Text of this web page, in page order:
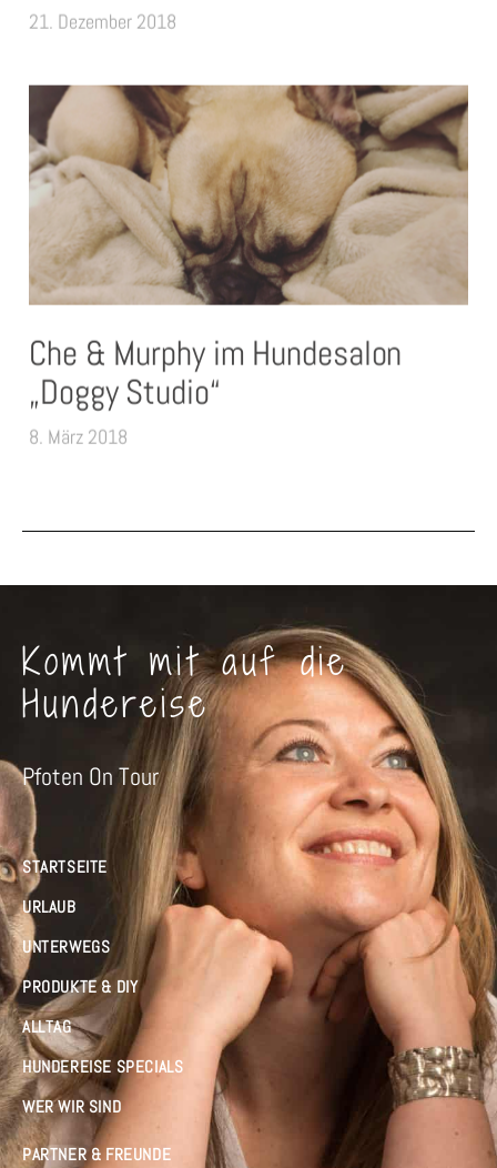
21. Dezember 2018
Che & Murphy im Hundesalon
„Doggy Studio“
8. März 2018
Kommt mit auf die
Hundereise
Pfoten On Tour
STARTSEITE
URLAUB
UNTERWEGS
PRODUKTE & DIY
ALLTAG
HUNDEREISE SPECIALS
WER WIR SIND
PARTNER & FREUNDE